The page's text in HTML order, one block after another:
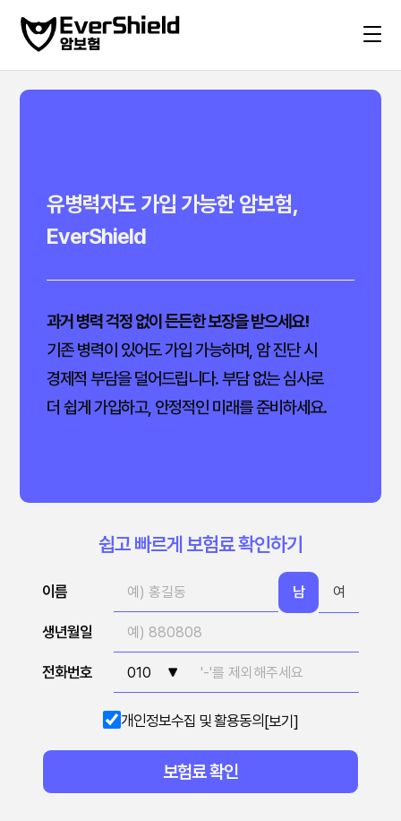
유병력자도 가입 가능한 암보험,
EverShield
과거 병력 걱정 없이 든든한 보장을 받으세요!
기존 병력이 있어도 가입 가능하며, 암 진단 시
경제적 부담을 덜어드립니다. 부담 없는 심사로
더 쉽게 가입하고, 안정적인 미래를 준비하세요.
쉽고 빠르게 보험료 확인하기
이름 남 여
생년월일
전화번호
개인정보수집 및 활용동의 [보기]
보험료 확인